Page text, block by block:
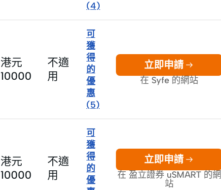
(4)
港元
10000
不適
用
可
獲
得
的
優
惠
(5)
立即申請
在 Syfe 的網站
港元
10000
不適
用
可
獲
得
的
優
立即申請
在 盈立證券 uSMART 的網
站